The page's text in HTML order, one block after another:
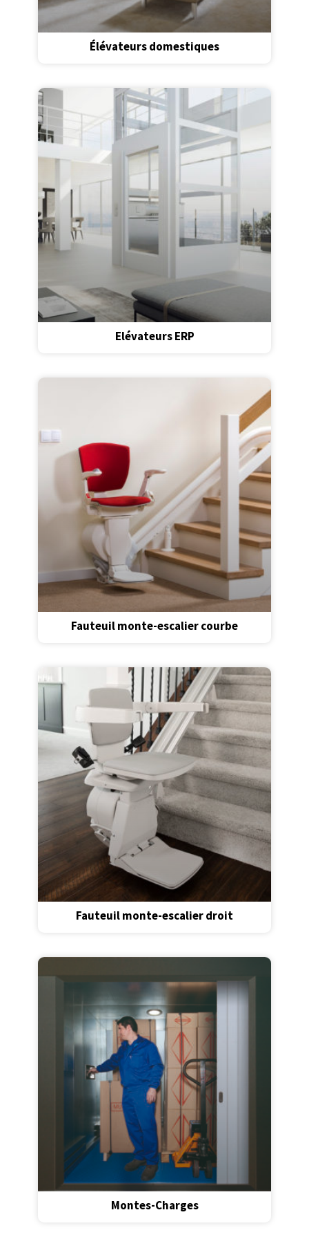
Élévateurs domestiques
Elévateurs ERP
Fauteuil monte-escalier courbe
Fauteuil monte-escalier droit
Montes-Charges